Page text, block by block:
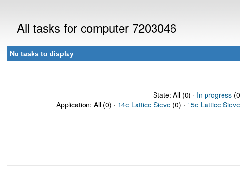
All tasks for computer 7203046
No tasks to display
State: All (0) · In progress
Application: All (0) · 14e Lattice Sieve (0) · 15e Lattice Sieve